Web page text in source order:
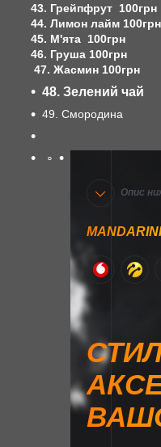
43. Грейпфрут 100грн
44. Лимон лайм 100грн
45. М'ята 100грн
46. Груша 100грн
47. Жасмин 100грн
48. Зелений чай
49. Смородина
Опис